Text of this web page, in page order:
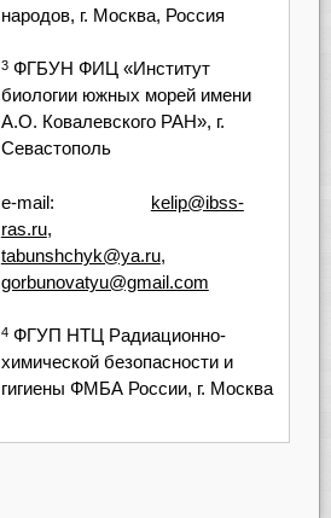
народов, г. Москва, Россия
3ФГБУН ФИЦ «Институт
биологии южных морей имени
А.О. Ковалевского РАН», г.
Севастополь
e-mail: kelip@ibss-
ras.ru,
tabunshchyk@ya.ru,
gorbunovatyu@gmail.com
4ФГУП НТЦ Радиационно-
химической безопасности и
гигиены ФМБА России, г. Москва